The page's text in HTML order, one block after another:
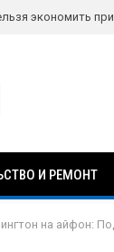
экономить
И РЕМОНТ
на айфон: